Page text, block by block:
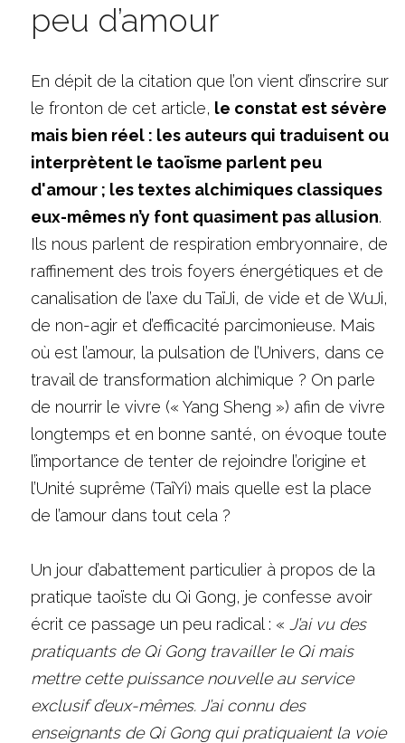
peu d’amour
En dépit de la citation que l’on vient d’inscrire sur
le fronton de cet article, le constat est sévère
mais bien réel : les auteurs qui traduisent ou
interprètent le taoïsme parlent peu
d'amour ; les textes alchimiques classiques
eux-mêmes n’y font quasiment pas allusion.
Ils nous parlent de respiration embryonnaire, de
raffinement des trois foyers énergétiques et de
canalisation de l’axe du TaïJi, de vide et de WuJi,
de non-agir et d’efficacité parcimonieuse. Mais
où est l’amour, la pulsation de l’Univers, dans ce
travail de transformation alchimique ? On parle
de nourrir le vivre (« Yang Sheng ») afin de vivre
longtemps et en bonne santé, on évoque toute
l’importance de tenter de rejoindre l’origine et
l’Unité suprême (TaïYi) mais quelle est la place
de l’amour dans tout cela ?
Un jour d’abattement particulier à propos de la
pratique taoïste du Qi Gong, je confesse avoir
écrit ce passage un peu radical : « J’ai vu des
pratiquants de Qi Gong travailler le Qi mais
mettre cette puissance nouvelle au service
exclusif d’eux-mêmes. J’ai connu des
enseignants de Qi Gong qui pratiquaient la voie